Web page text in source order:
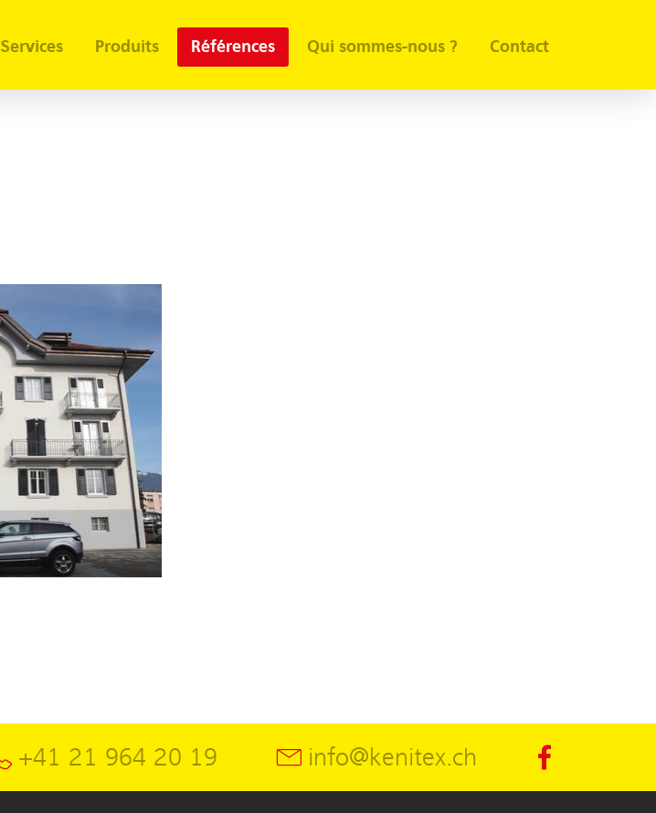
Services Produits Références Qui sommes-nous ? Contact
+41 21 964 20 19 info@kenitex.ch